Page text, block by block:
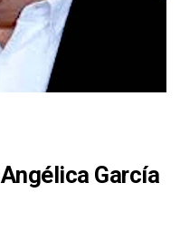
Angélica García